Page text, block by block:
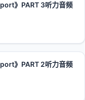
》PART 3听力音频
》PART 2听力音频